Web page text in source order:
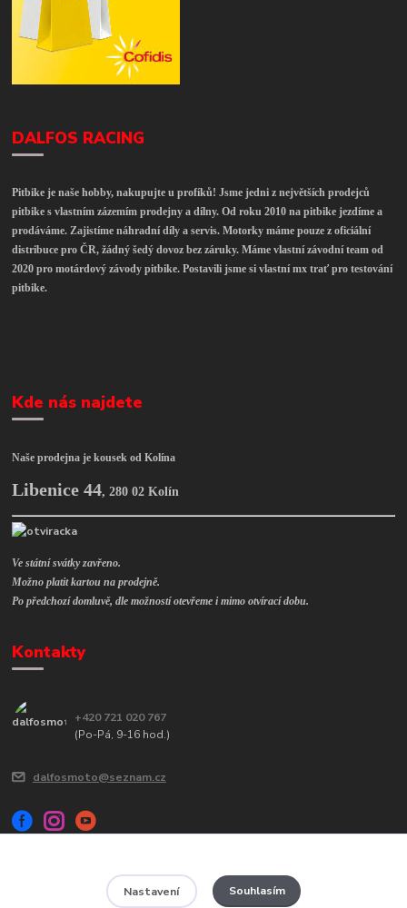
DALFOS RACING
Pitbike je naše hobby, nakupujte u profíků! Jsme jedni z největších prodejců
pitbike s vlastním zázemím prodejny a dílny. Od roku 2010 na pitbike jezdíme a
prodáváme. Zajistíme náhradní díly a servis. Motorky máme pouze z oficiální
distribuce pro ČR, žádný šedý dovoz bez záruky. Máme vlastní závodní team od
2020 pro motárdový závody pitbike. Postavili jsme si vlastní mx trať pro testování
pitbike.
Kde nás najdete
Naše prodejna je kousek od Kolína
Libenice 44,280 02 Kolín
Ve státní svátky zavřeno.
Možno platit kartou na prodejně.
Po předchozí domluvě, dle možností otevřeme i mimo otvírací dobu.
Kontakty
+420 721 020 767
(Po-Pá, 9-16 hod.)
dalfosmoto@seznam.cz
Nastavení Souhlasím